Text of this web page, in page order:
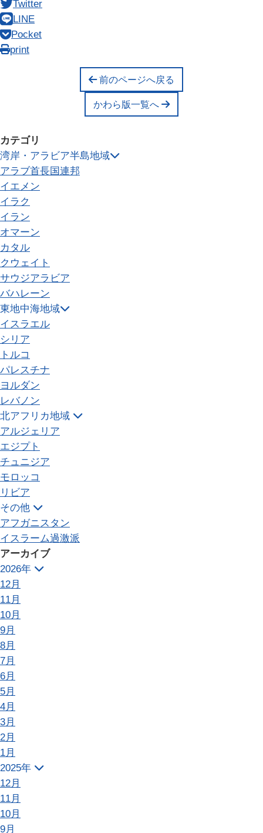
Twitter
LINE
Pocket
print
前のページへ戻る
かわら版一覧へ
カテゴリ
湾岸・アラビア半島地域
アラブ首長国連邦
イエメン
イラク
イラン
オマーン
カタル
クウェイト
サウジアラビア
バハレーン
東地中海地域
イスラエル
シリア
トルコ
パレスチナ
ヨルダン
レバノン
北アフリカ地域
アルジェリア
エジプト
チュニジア
モロッコ
リビア
その他
アフガニスタン
イスラーム過激派
アーカイブ
2026年
12月
11月
10月
9月
8月
7月
6月
5月
4月
3月
2月
1月
2025年
12月
11月
10月
9月